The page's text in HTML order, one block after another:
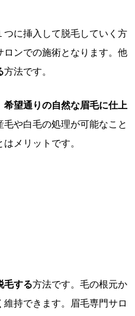
つに挿入して脱毛していく方
ンでの施術となります。他
方法です。
希望通りの自然な眉毛に仕上
や白毛の処理が可能なこと
メリットです。
毛する方法です。毛の根元か
持できます。眉毛専門サロ